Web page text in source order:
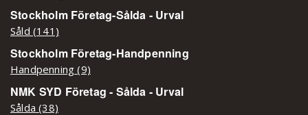
Stockholm Företag-Sålda - Urval
Såld (141)
Stockholm Företag-Handpenning
Handpenning (9)
NMK SYD Företag - Sålda - Urval
Sålda (38)